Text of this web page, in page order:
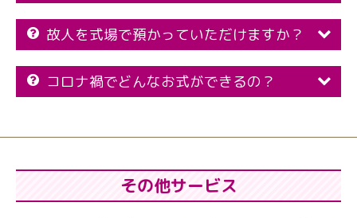
故人を式場で預かっていただけますか？
コロナ禍でどんなお式ができるの？
その他サービス